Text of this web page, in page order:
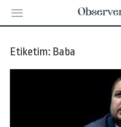
Etiketim: Baba